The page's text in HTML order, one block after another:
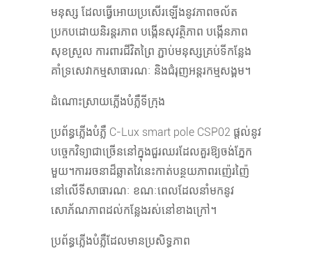
មនុស្ស ដែលធ្វើអោយប្រសើរឡើងនូវភាពចល័ត
ប្រកបដោយនិរន្តរភាព បង្កើនសុវត្ថិភាព បង្កើនភាព
សុខស្រួល ការពារជីវិតព្រៃ ភ្ជាប់មនុស្សគ្រប់ទីកន្លែង
គាំទ្រសេវាកម្មសាធារណៈ និងជំរុញអន្តរកម្មសង្គម។
ដំណោះស្រាយភ្លើងបំភ្លឺទីក្រុង
ប្រព័ន្ធភ្លើងបំភ្លឺ C-Lux smart pole CSP02 ផ្តល់នូវ
បច្ចេកវិទ្យាជាច្រើននៅក្នុងជួរឈរដែលគួរឱ្យចង់ភ្នែក
មួយ។ការរចនាដ៏ឆ្លាតវៃនេះកាត់បន្ថយភាពរញ៉េរញ៉ៃ
នៅលើទីសាធារណៈ ខណៈពេលដែលនាំមកនូវ
សោភ័ណភាពដល់កន្លែងរស់នៅខាងក្រៅ។
ប្រព័ន្ធភ្លើងបំភ្លឺដែលមានប្រសិទ្ធភាព